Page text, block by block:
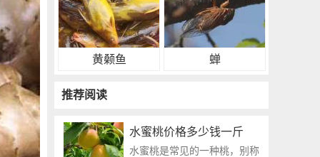
黄颡鱼 蝉
推荐阅读
水蜜桃价格多少钱一斤
水蜜桃是常见的一种桃，别称